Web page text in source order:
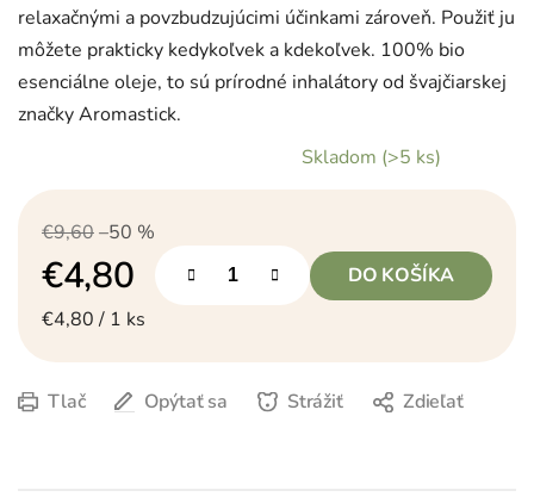
relaxačnými a povzbudzujúcimi účinkami zároveň. Použiť ju
môžete prakticky kedykoľvek a kdekoľvek. 100% bio
esenciálne oleje, to sú prírodné inhalátory od švajčiarskej
značky Aromastick.
Skladom (>5 ks)
€9,60–50 %
€4,80
Jednotková cena:
€4,80 / 1 ks
DO KOŠÍKA
Tlač Opýtať sa Strážiť Zdieľať